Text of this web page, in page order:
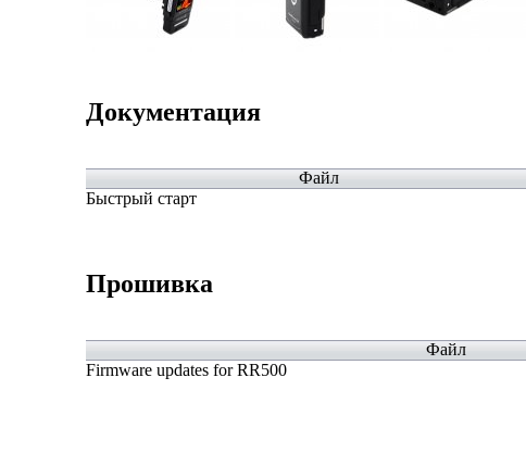
Документация
Файл
Быстрый старт
Прошивка
Файл
Firmware updates for RR500